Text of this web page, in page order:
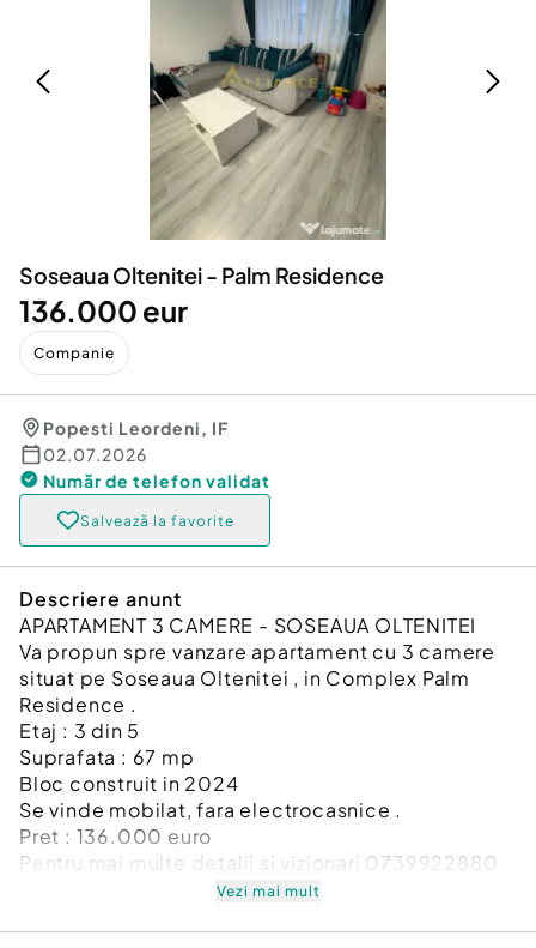
Animale de companie
Afaceri și echipamente profesionale
Inchiriere Bunuri si Vehicule
Utilaje agricole si industriale
Piese auto si accesorii
Dacia Duster
Soseaua Oltenitei - Palm Residence
136.000 eur
Companie
Popesti Leordeni, IF
02.07.2026
Număr de telefon validat
Salvează la favorite
Descriere anunt
APARTAMENT 3 CAMERE - SOSEAUA OLTENITEI
Va propun spre vanzare apartament cu 3 camere
situat pe Soseaua Oltenitei , in Complex Palm
Residence .
Etaj : 3 din 5
Suprafata : 67 mp
Bloc construit in 2024
Se vinde mobilat, fara electrocasnice .
Pret : 136.000 euro
Pentru mai multe detalii si vizionari 0739922880
Vezi mai mult